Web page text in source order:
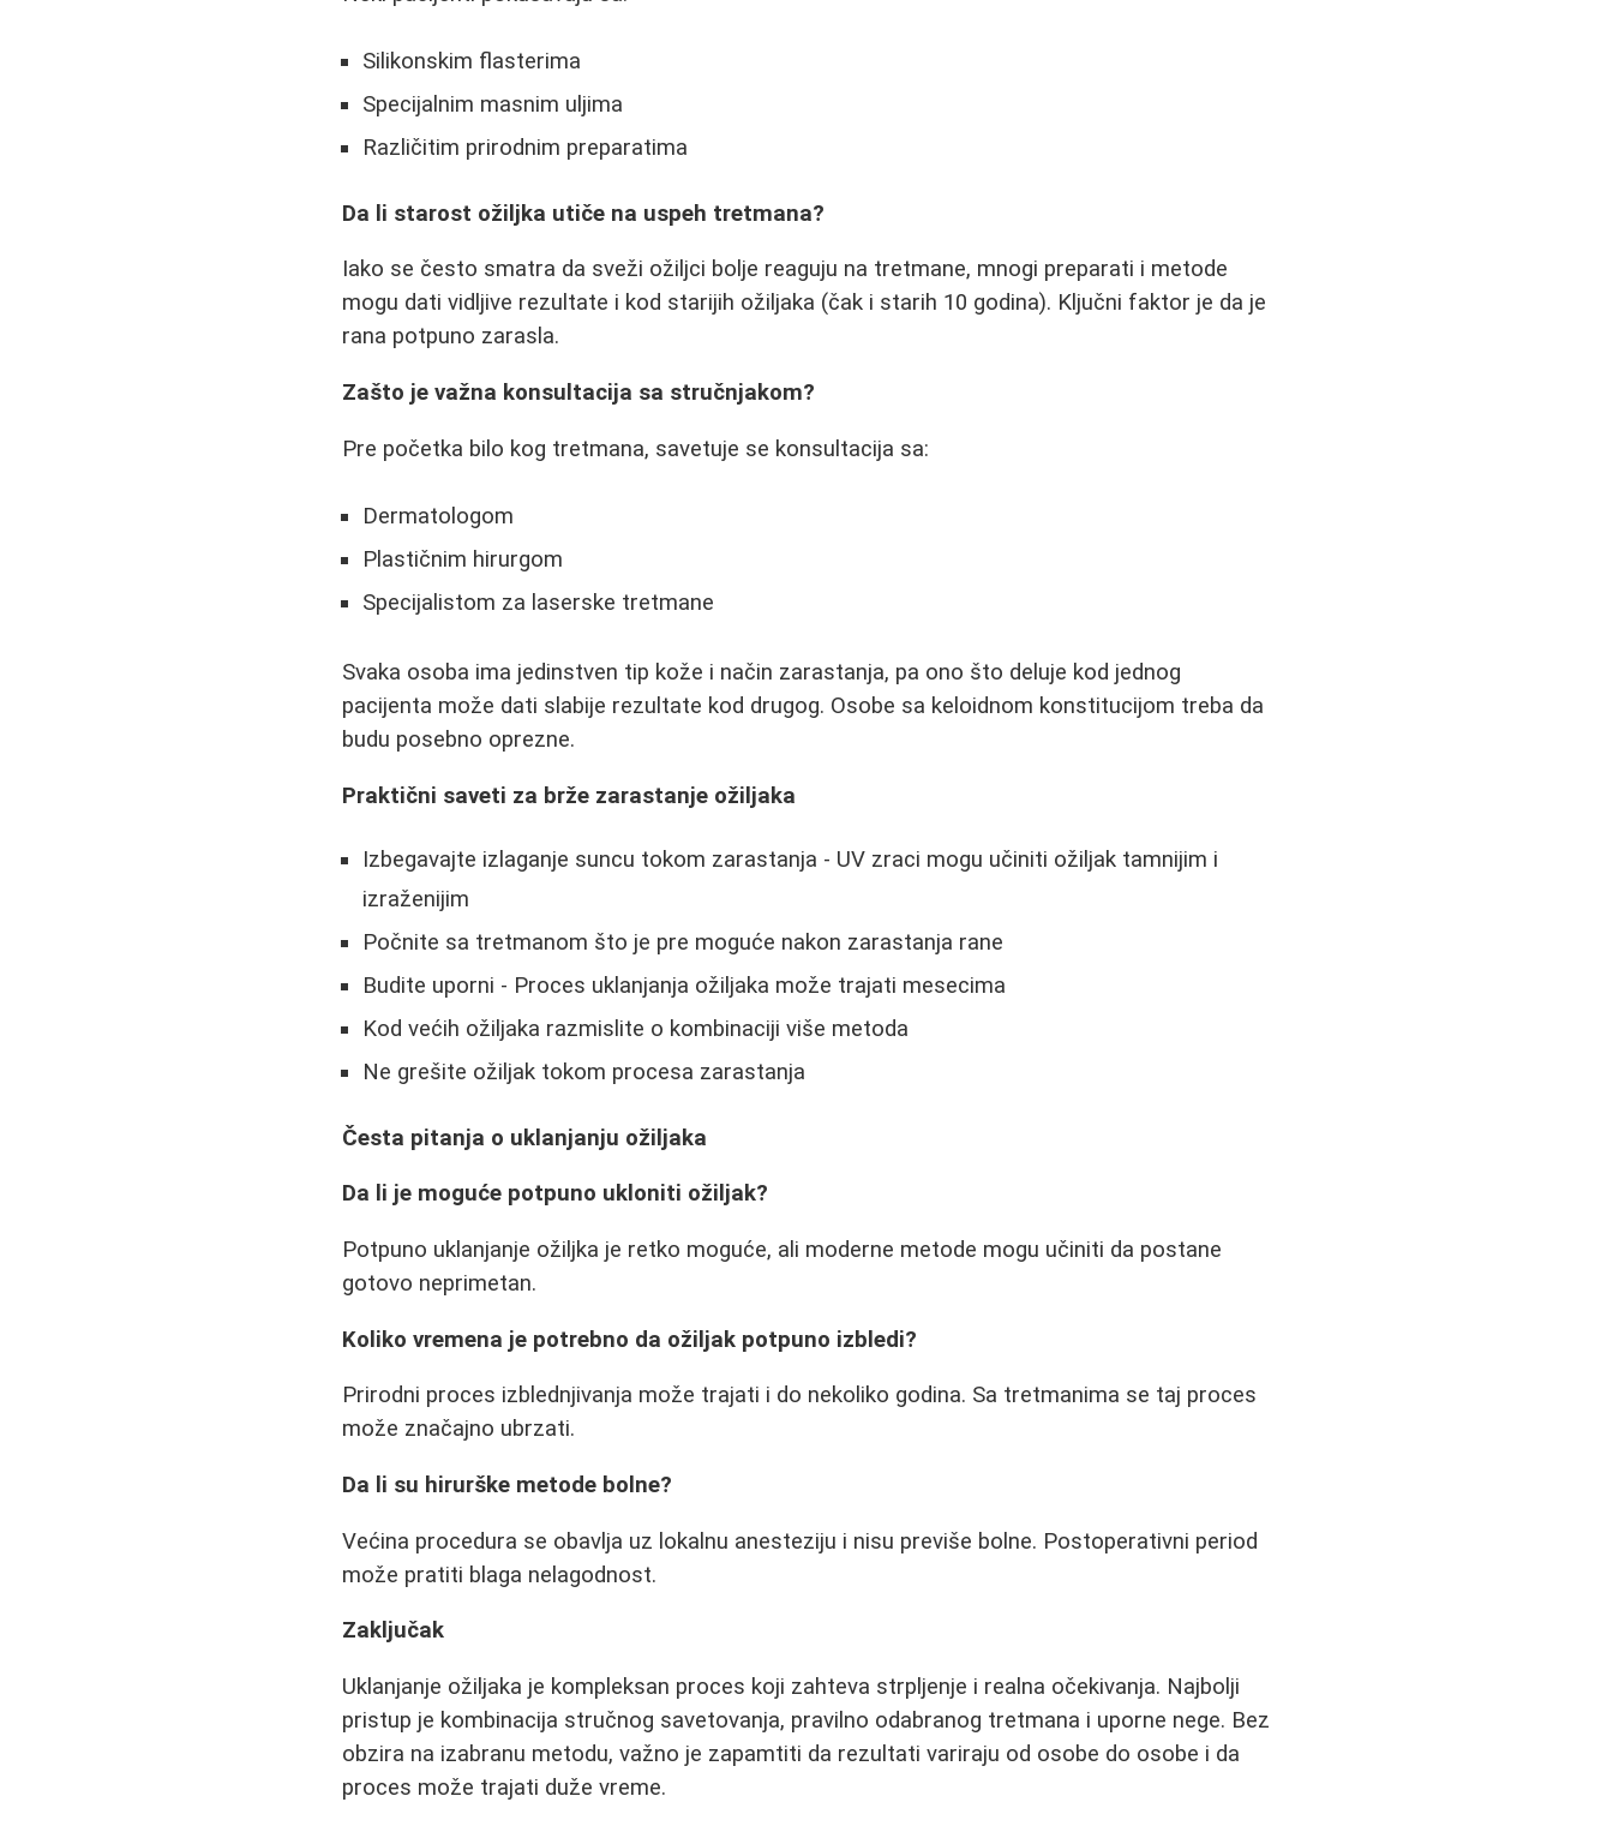
Silikonskim flasterima
Specijalnim masnim uljima
Različitim prirodnim preparatima
Da li starost ožiljka utiče na uspeh tretmana?
Iako se često smatra da sveži ožiljci bolje reaguju na tretmane, mnogi preparati i metode
mogu dati vidljive rezultate i kod starijih ožiljaka (čak i starih 10 godina). Ključni faktor je da je
rana potpuno zarasla.
Zašto je važna konsultacija sa stručnjakom?
Pre početka bilo kog tretmana, savetuje se konsultacija sa:
Dermatologom
Plastičnim hirurgom
Specijalistom za laserske tretmane
Svaka osoba ima jedinstven tip kože i način zarastanja, pa ono što deluje kod jednog
pacijenta može dati slabije rezultate kod drugog. Osobe sa keloidnom konstitucijom treba da
budu posebno oprezne.
Praktični saveti za brže zarastanje ožiljaka
Izbegavajte izlaganje suncu tokom zarastanja - UV zraci mogu učiniti ožiljak tamnijim i
izraženijim
Počnite sa tretmanom što je pre moguće nakon zarastanja rane
Budite uporni - Proces uklanjanja ožiljaka može trajati mesecima
Kod većih ožiljaka razmislite o kombinaciji više metoda
Ne grešite ožiljak tokom procesa zarastanja
Česta pitanja o uklanjanju ožiljaka
Da li je moguće potpuno ukloniti ožiljak?
Potpuno uklanjanje ožiljka je retko moguće, ali moderne metode mogu učiniti da postane
gotovo neprimetan.
Koliko vremena je potrebno da ožiljak potpuno izbledi?
Prirodni proces izblednjivanja može trajati i do nekoliko godina. Sa tretmanima se taj proces
može značajno ubrzati.
Da li su hirurške metode bolne?
Većina procedura se obavlja uz lokalnu anesteziju i nisu previše bolne. Postoperativni period
može pratiti blaga nelagodnost.
Zaključak
Uklanjanje ožiljaka je kompleksan proces koji zahteva strpljenje i realna očekivanja. Najbolji
pristup je kombinacija stručnog savetovanja, pravilno odabranog tretmana i uporne nege. Bez
obzira na izabranu metodu, važno je zapamtiti da rezultati variraju od osobe do osobe i da
proces može trajati duže vreme.